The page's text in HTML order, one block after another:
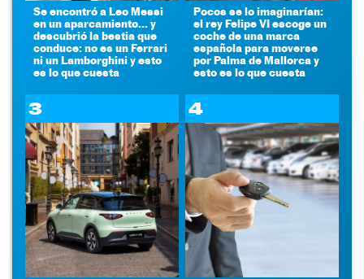
Se encontró a Leo Messi
en un aparcamiento... y
descubrió la bestia que
conduce: no es un Ferrari
ni un Lamborghini y esto
es lo que cuesta
Pocos se lo imaginarían:
el rey Felipe VI escoge un
coche de una marca
española para moverse
por Palma de Mallorca y
esto es lo que cuesta
3 4